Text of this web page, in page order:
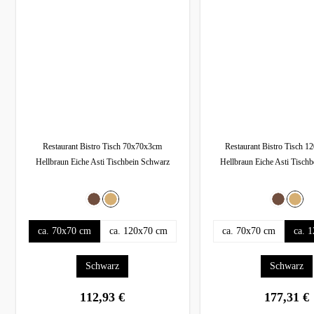
Restaurant Bistro Tisch 70x70x3cm
Hellbraun Eiche Asti Tischbein Schwarz
auswählen
Dunkelbraun
Eiche
Abmessung auswählen
ca. 70x70 cm ca. 120x70 cm
Tischbeinauswählen
Schwarz
regulärer preis:
112,93 €
Restaurant Bistro Tisch
Hellbraun Eiche Asti
Eiche
Abmessung
ca. 70x70 cm ca.
TischbeinSchwarz
regulärer preis:
177,31 €